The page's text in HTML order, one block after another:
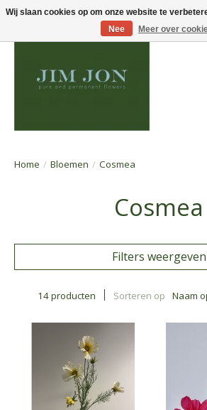
Home / Bloemen / Cosmea
Cosmea
Filters weergeven
14 producten Sorteren op Naam
Wij slaan cookies op om onze website te
Nee
Meer over